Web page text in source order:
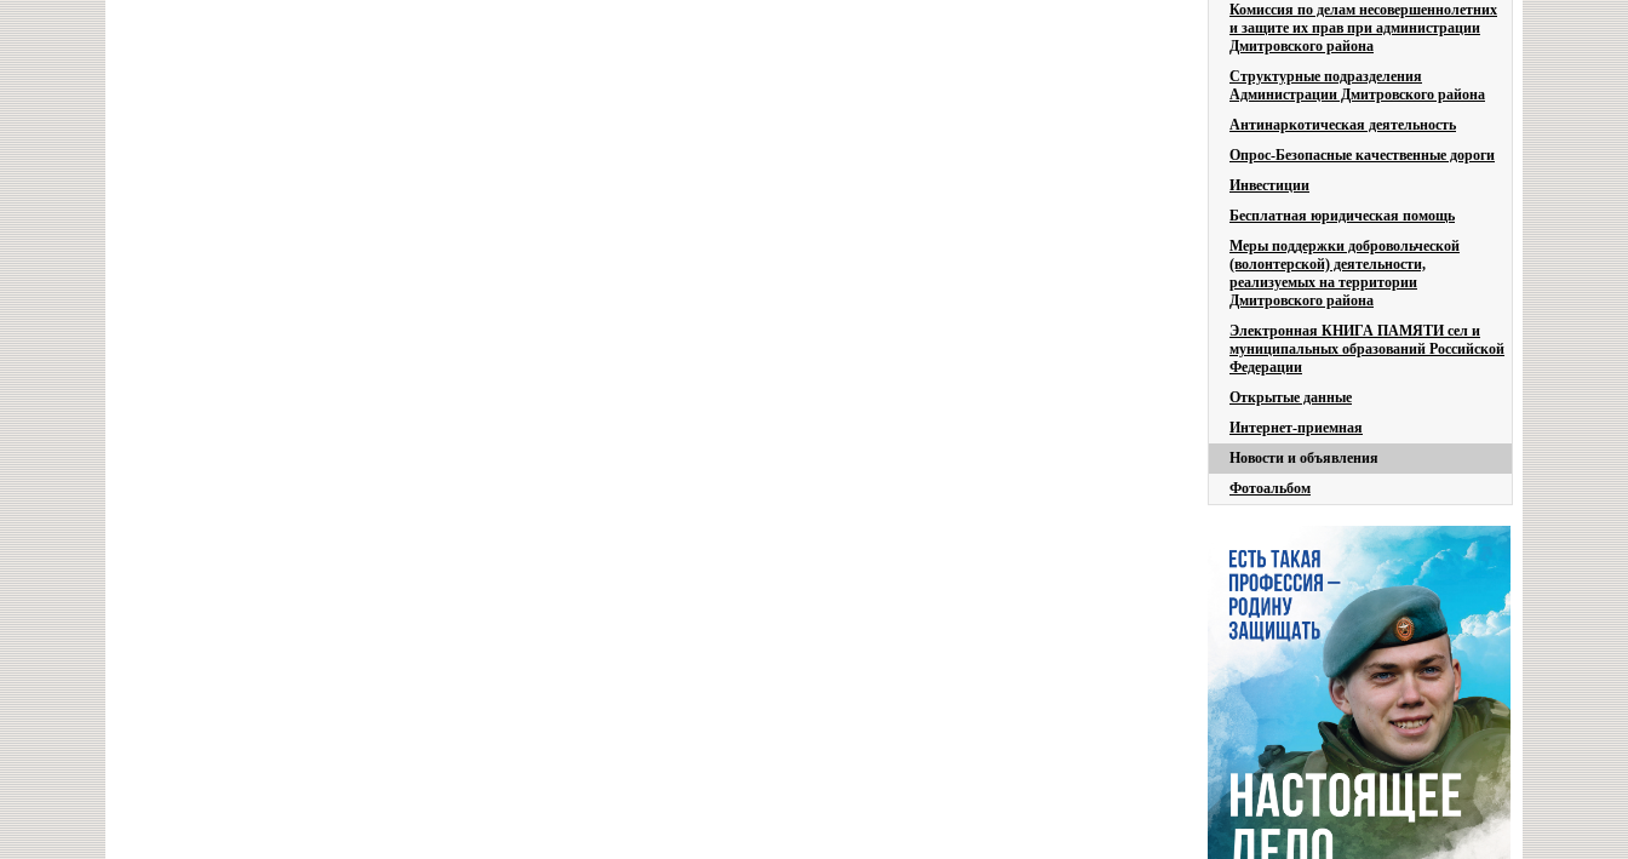
Комиссия по делам несовершеннолетних
и защите их прав при администрации
Дмитровского района
Структурные подразделения
Администрации Дмитровского района
Антинаркотическая деятельность
Опрос-Безопасные качественные дороги
Инвестиции
Бесплатная юридическая помощь
Меры поддержки добровольческой
(волонтерской) деятельности,
реализуемых на территории
Дмитровского района
Электронная КНИГА ПАМЯТИ сел и
муниципальных образований Российской
Федерации
Открытые данные
Интернет-приемная
Новости и объявления
Фотоальбом